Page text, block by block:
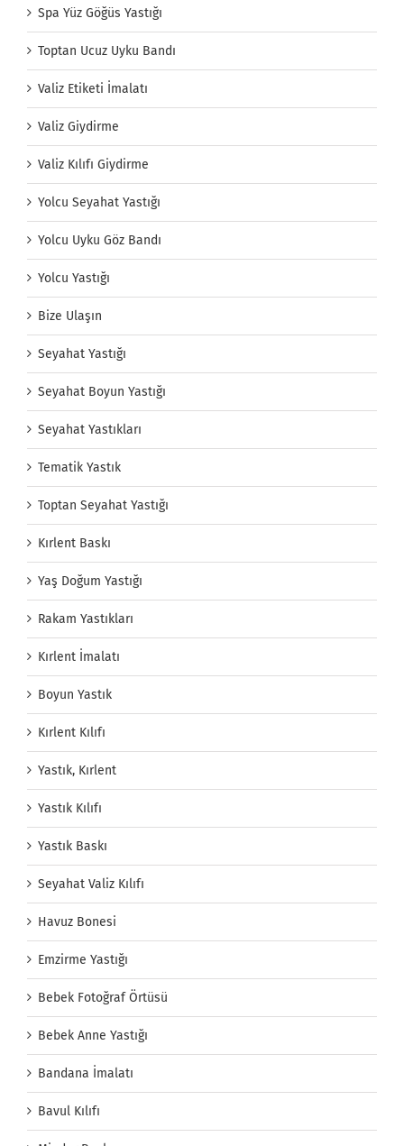
Spa Yüz Göğüs Yastığı
Toptan Ucuz Uyku Bandı
Valiz Etiketi İmalatı
Valiz Giydirme
Valiz Kılıfı Giydirme
Yolcu Seyahat Yastığı
Yolcu Uyku Göz Bandı
Yolcu Yastığı
Bize Ulaşın
Seyahat Yastığı
Seyahat Boyun Yastığı
Seyahat Yastıkları
Tematik Yastık
Toptan Seyahat Yastığı
Kırlent Baskı
Yaş Doğum Yastığı
Rakam Yastıkları
Kırlent İmalatı
Boyun Yastık
Kırlent Kılıfı
Yastık, Kırlent
Yastık Kılıfı
Yastık Baskı
Seyahat Valiz Kılıfı
Havuz Bonesi
Emzirme Yastığı
Bebek Fotoğraf Örtüsü
Bebek Anne Yastığı
Bandana İmalatı
Bavul Kılıfı